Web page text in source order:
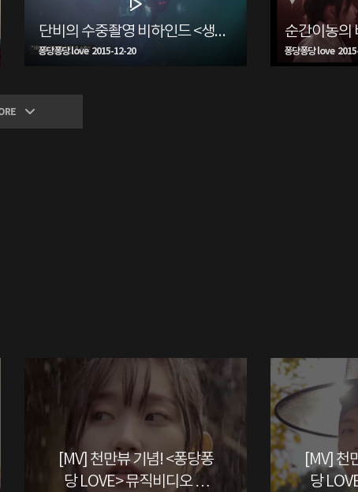
단비의 수중촬영 비하인드 <생생현장>
퐁당퐁당 love 2015-12-20
순간이동의
퐁당퐁당 love
[MV] 천만뷰 기념! <퐁당퐁
당 LOVE> 뮤직비디오 공
[MV] 천
당